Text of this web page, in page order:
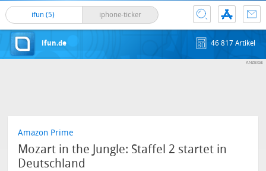
ifun (5) iphone-ticker
ifun.de 46 817 Artikel
Amazon Prime
Mozart in the Jungle: Staffel 2 startet in
Deutschland